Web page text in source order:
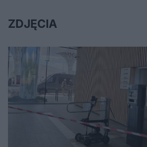
ZDJĘCIA